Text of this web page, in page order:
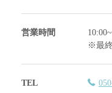
営業時間
※最
TEL